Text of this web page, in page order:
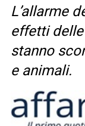
L’allarme
effetti
stanno
e animali.